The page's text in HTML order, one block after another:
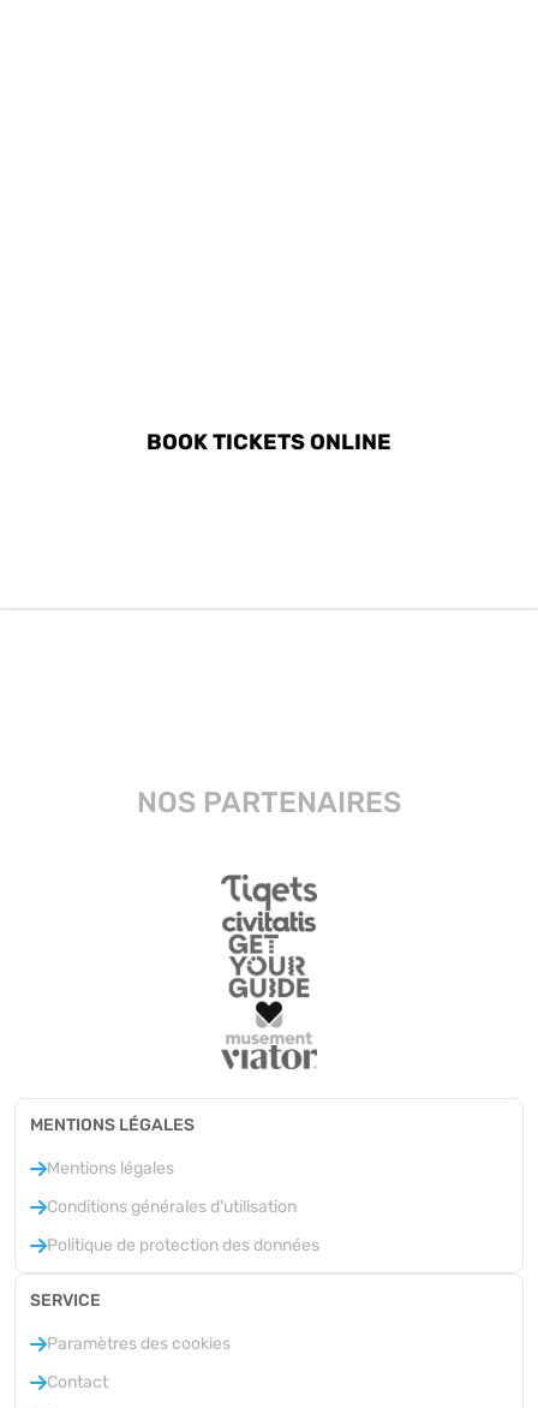
BOOK TICKETS ONLINE
NOS PARTENAIRES
MENTIONS LÉGALES
Mentions légales
Conditions générales d'utilisation
Politique de protection des données
SERVICE
Paramètres des cookies
Contact